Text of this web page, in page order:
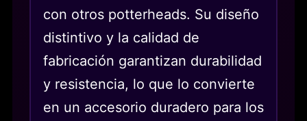
con otros potterheads. Su diseño
distintivo y la calidad de
fabricación garantizan durabilidad
y resistencia, lo que lo convierte
en un accesorio duradero para los